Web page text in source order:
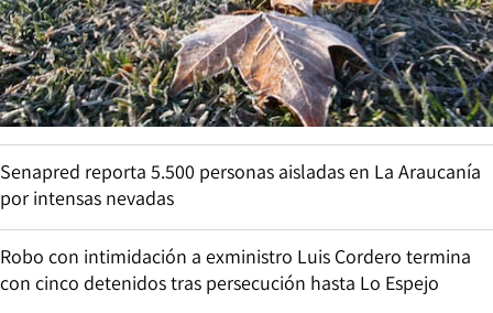
Senapred reporta 5.500 personas aisladas en La Araucanía
por intensas nevadas
Robo con intimidación a exministro Luis Cordero termina
con cinco detenidos tras persecución hasta Lo Espejo